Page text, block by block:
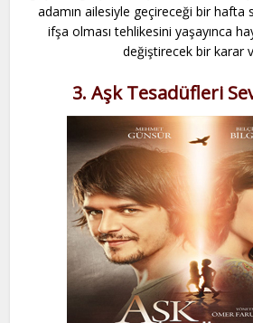
adamın ailesiyle geçireceği bir hafta
ifşa olması tehlikesini yaşayınca
değiştirecek bir karar
3. Aşk Tesadüfleri